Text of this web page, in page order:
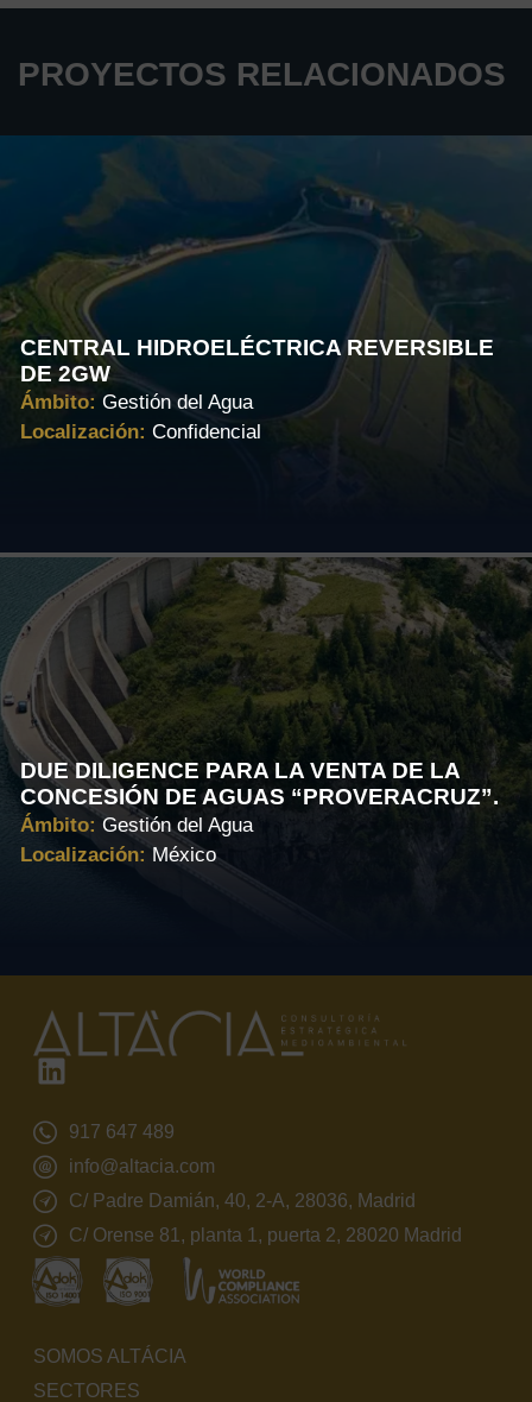
PROYECTOS RELACIONADOS
CENTRAL HIDROELÉCTRICA REVERSIBLE
DE 2GW
Ámbito: Gestión del Agua
Localización: Confidencial
DUE DILIGENCE PARA LA VENTA DE LA
CONCESIÓN DE AGUAS “PROVERACRUZ”.
Ámbito:Gestión del Agua
Localización: México
917 647 489
info@altacia.com
C/ Padre Damián, 40, 2-A, 28036, Madrid
C/ Orense 81, planta 1, puerta 2, 28020 Madrid
SOMOS ALTÁCIA
SECTORES